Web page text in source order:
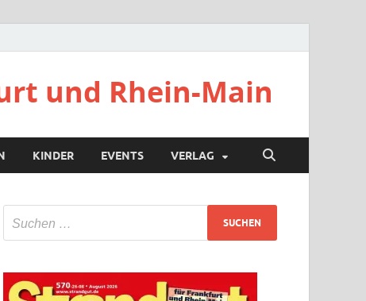
und Rhein-Main
KINDER EVENTS VERLAG